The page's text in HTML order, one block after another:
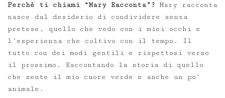
Perché ti chiami “Mary Racconta”? Mary racconta
nasce dal desiderio di condividere senza
pretese, quello che vedo con i miei occhi e
l’esperienza che coltivo con il tempo. Il
tutto con dei modi gentili e rispettosi verso
il prossimo. Raccontando la storia di quello
che sente il mio cuore verde e anche un po’
animale.